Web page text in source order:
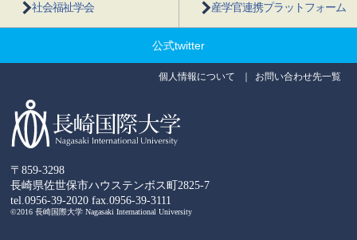
社会福祉学会 産学官連携プラットフォーム
公式twitter
〒859-3298
長崎県佐世保市ハウステンボス町2825-7
tel.0956-39-2020 fax.0956-39-3111
©2016 長崎国際大学 Nagasaki International University
個人情報について お問い合わせ先一覧